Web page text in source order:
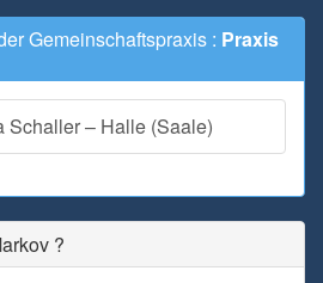
Gemeinschaftspraxis : Praxis
Schaller – Halle (Saale)
?